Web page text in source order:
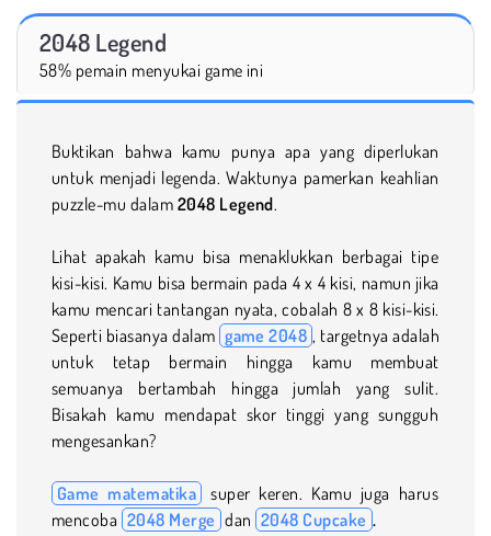
2048 Legend
58% pemain menyukai game ini
Buktikan bahwa kamu punya apa yang diperlukan
untuk menjadi legenda. Waktunya pamerkan keahlian
puzzle-mu dalam 2048 Legend.
Lihat apakah kamu bisa menaklukkan berbagai tipe
kisi-kisi. Kamu bisa bermain pada 4 x 4 kisi, namun jika
kamu mencari tantangan nyata, cobalah 8 x 8 kisi-kisi.
Seperti biasanya dalam game 2048 , targetnya adalah
untuk tetap bermain hingga kamu membuat
semuanya bertambah hingga jumlah yang sulit.
Bisakah kamu mendapat skor tinggi yang sungguh
mengesankan?
Game matematika
super keren. Kamu juga harus
mencoba 2048 Merge dan 2048 Cupcake .